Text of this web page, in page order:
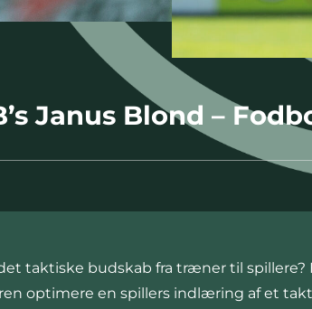
Janus Blond –
taktiske budskab fra træner til
optimere en spillers indlæring af et